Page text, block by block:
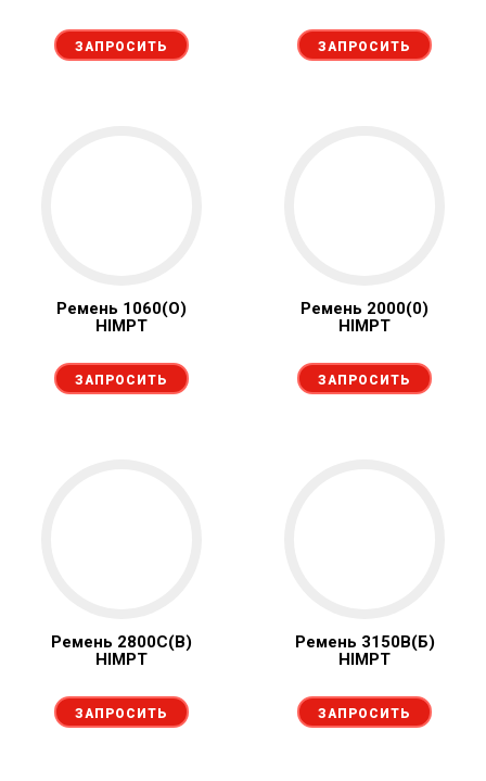
ЗАПРОСИТЬ ЗАПРОСИТЬ
Ремень 1060(О)
HIMPT
ЗАПРОСИТЬ
Ремень 2000(0)
HIMPT
ЗАПРОСИТЬ
Ремень 2800С(В)
HIMPT
ЗАПРОСИТЬ
Ремень 3150В(Б)
HIMPT
ЗАПРОСИТЬ